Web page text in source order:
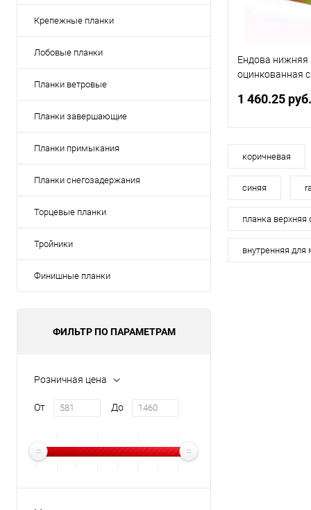
Крепежные планки
Лобовые планки
Планки ветровые
Планки завершающие
Планки примыкания
Планки снегозадержания
Торцевые планки
Тройники
Финишные планки
ФИЛЬТР ПО ПАРАМЕТРАМ
Розничная цена
От До
Ендова нижняя
оцинкованная
1 460.25 руб.
Купить в 1
В избранное
коричневая
синяя
планка
внутренняя